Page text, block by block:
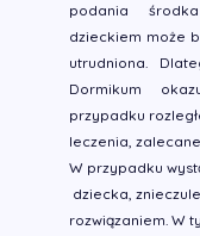
podania
dzieckiem może
utrudniona.
Dormikum
przypadku
leczenia,
W przypadku
dziecka,
rozwiązaniem. W